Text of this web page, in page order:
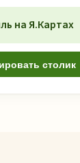
на Я.Картах
столик